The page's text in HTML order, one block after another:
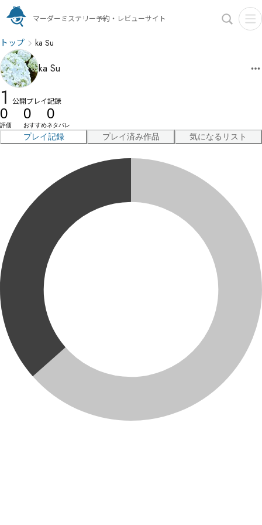
マーダーミステリー予約・レビューサイト
トップ ka Su
ka Su
1 公開プレイ記録
0
評価
0
おすすめ
0
ネタバレ
プレイ記録 プレイ済み作品 気になるリスト